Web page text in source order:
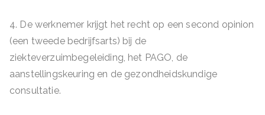
4. De werknemer krijgt het recht op een second opinion
(een tweede bedrijfsarts) bij de
ziekteverzuimbegeleiding, het PAGO, de
aanstellingskeuring en de gezondheidskundige
consultatie.